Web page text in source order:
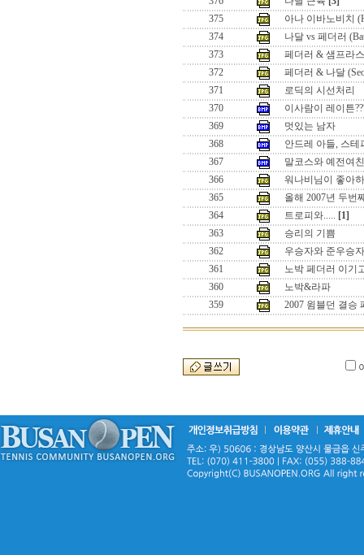
375
아나 이바노비치
374
나달 vs 페더러
373
페더러 & 샘프라
372
페더러 & 나달
371
로딕의 시선처리
370
이사람이 레이튼
369
멋있는 남자
368
안드레 아들, 스테
367
말코스와 예전여친
366
워나비님이 좋아
365
올해 2007년 두번
364
트로피와..... [1]
363
승리의 기쁨
362
우승자와 준우승자
361
노박 페더러 이기
360
노박&라파
359
2007 윔블던 결승